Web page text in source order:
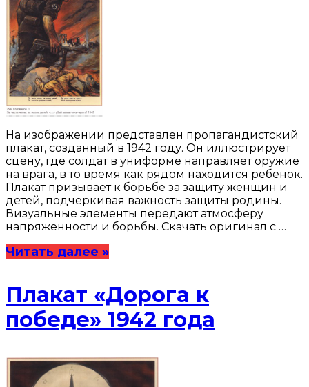
На изображении представлен пропагандистский
плакат, созданный в 1942 году. Он иллюстрирует
сцену, где солдат в униформе направляет оружие
на врага, в то время как рядом находится ребёнок.
Плакат призывает к борьбе за защиту женщин и
детей, подчеркивая важность защиты родины.
Визуальные элементы передают атмосферу
напряженности и борьбы. Скачать оригинал с …
Читать далее »
Плакат «Дорога к
победе» 1942 года